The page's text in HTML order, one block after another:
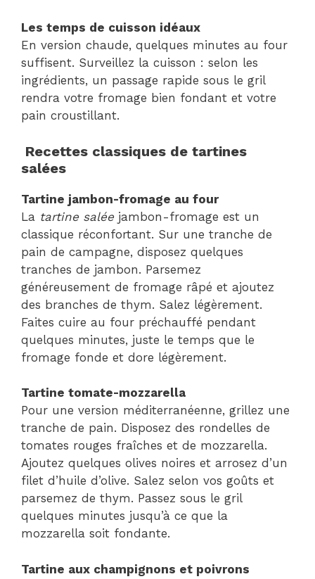
Les temps de cuisson idéaux
En version chaude, quelques minutes au four
suffisent. Surveillez la cuisson : selon les
ingrédients, un passage rapide sous le gril
rendra votre fromage bien fondant et votre
pain croustillant.
Recettes classiques de tartines
salées
Tartine jambon-fromage au four
La tartine salée jambon-fromage est un
classique réconfortant. Sur une tranche de
pain de campagne, disposez quelques
tranches de jambon. Parsemez
généreusement de fromage râpé et ajoutez
des branches de thym. Salez légèrement.
Faites cuire au four préchauffé pendant
quelques minutes, juste le temps que le
fromage fonde et dore légèrement.
Tartine tomate-mozzarella
Pour une version méditerranéenne, grillez une
tranche de pain. Disposez des rondelles de
tomates rouges fraîches et de mozzarella.
Ajoutez quelques olives noires et arrosez d’un
filet d’huile d’olive. Salez selon vos goûts et
parsemez de thym. Passez sous le gril
quelques minutes jusqu’à ce que la
mozzarella soit fondante.
Tartine aux champignons et poivrons